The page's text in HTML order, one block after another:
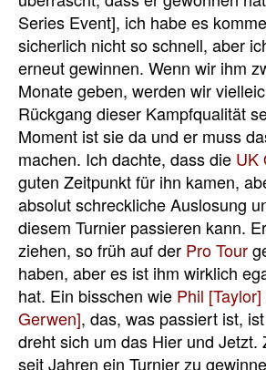
Series Event], ich habe es
sicherlich nicht so schnell, aber
erneut gewinnen. Wenn wir ihm
Monate geben, werden wir
Rückgang dieser Kampfqualität
Moment ist sie da und er muss
machen. Ich dachte, dass die UK
guten Zeitpunkt für ihn kamen,
absolut schreckliche Auslosung
diesem Turnier passieren kann.
ziehen, so früh auf der Pro Tour
haben, aber es ist ihm wirklich
hat. Ein bisschen wie Phil [Taylor]
Gerwen], das, was passiert ist,
dreht sich um das Hier und Jetzt.
seit Jahren ein Turnier zu